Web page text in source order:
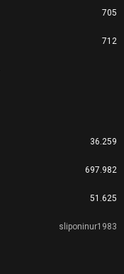
705
712
36.259
697.982
51.625
sliponinur1983